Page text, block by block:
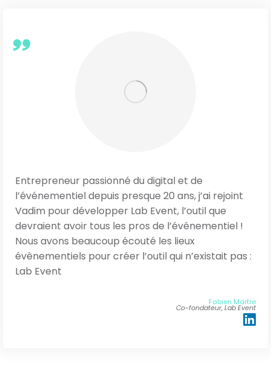
Entrepreneur passionné du digital et de
l’événementiel depuis presque 20 ans, j’ai rejoint
Vadim pour développer Lab Event, l’outil que
devraient avoir tous les pros de l’événementiel !
Nous avons beaucoup écouté les lieux
évènementiels pour créer l’outil qui n’existait pas :
Lab Event
Fabien Martre
Co-fondateur, Lab Event